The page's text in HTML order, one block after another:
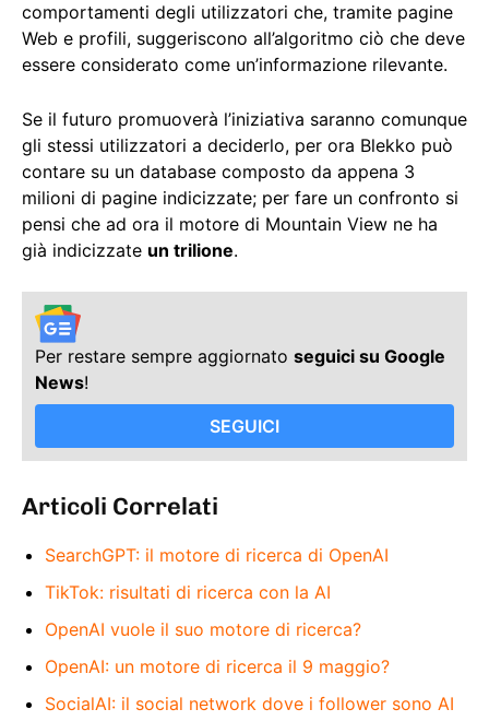
comportamenti degli utilizzatori che, tramite pagine
Web e profili, suggeriscono all’algoritmo ciò che deve
essere considerato come un’informazione rilevante.
Se il futuro promuoverà l’iniziativa saranno comunque
gli stessi utilizzatori a deciderlo, per ora Blekko può
contare su un database composto da appena 3
milioni di pagine indicizzate; per fare un confronto si
pensi che ad ora il motore di Mountain View ne ha
già indicizzate un trilione.
Per restare sempre aggiornato seguici su Google
News!
SEGUICI
Articoli Correlati
SearchGPT: il motore di ricerca di OpenAI
TikTok: risultati di ricerca con la AI
OpenAI vuole il suo motore di ricerca?
OpenAI: un motore di ricerca il 9 maggio?
SocialAI: il social network dove i follower sono AI